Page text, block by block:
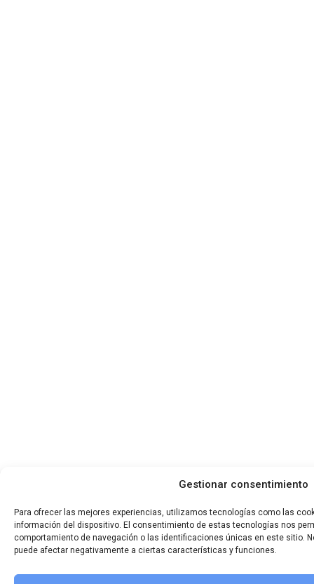
Gestionar consentimiento
Para ofrecer las mejores experiencias, utilizamos tecnologías como las
información del dispositivo. El consentimiento de estas tecnologías nos
comportamiento de navegación o las identificaciones únicas en este sitio.
puede afectar negativamente a ciertas características y funciones.